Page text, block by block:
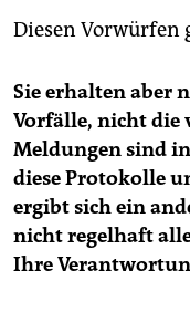
Diesen Vorwürfen
Sie erhalten aber
Vorfälle, nicht die
Meldungen sind
diese Protokolle
ergibt sich ein
nicht regelhaft
Ihre